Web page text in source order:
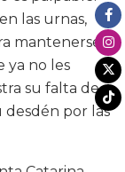
las urnas,
mantenerse
ya no les
su falta de
por las